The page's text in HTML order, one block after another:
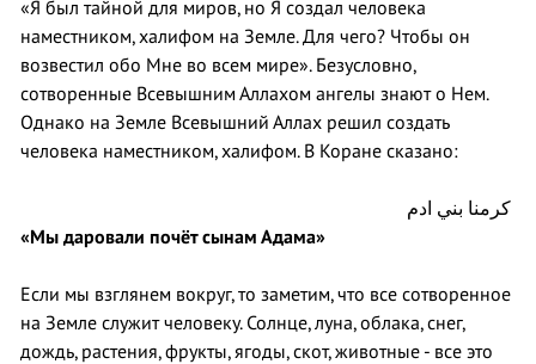
«Я был тайной для миров, но Я создал человека
наместником, халифом на Земле. Для чего? Чтобы он
возвестил обо Мне во всем мире». Безусловно,
сотворенные Всевышним Аллахом ангелы знают о Нем.
Однако на Земле Всевышний Аллах решил создать
человека наместником, халифом. В Коране сказано:
«Мы даровали почёт сынам Адама»
Если мы взглянем вокруг, то заметим, что все сотворенное
на Земле служит человеку. Солнце, луна, облака, снег,
дождь, растения, фрукты, ягоды, скот, животные - все это